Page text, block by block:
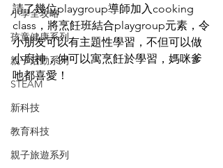
小學全攻略
孩童健康系列
親子活動系列
STEAM
新科技
教育科技
親子旅遊系列
請了幾位playgroup導師加入cooking
class，將烹飪班結合playgroup元素，令
小朋友可以有主題性學習，不但可以做
小廚神，仲可以寓烹飪於學習，媽咪爹
吔都喜愛！